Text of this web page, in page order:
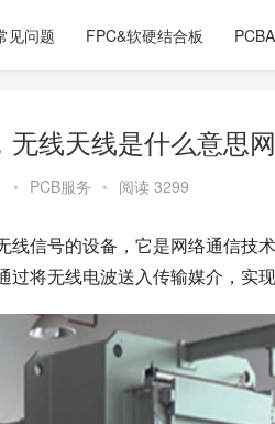
见问题 FPC&软硬结合板
线天线是什么意思
• PCB服务 • 阅读 3299
线信号的设备，它是网络通信技
将无线电波送入传输媒介，实现